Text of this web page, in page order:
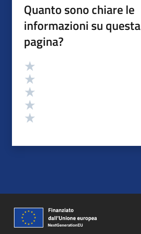
Quanto sono chiare le
informazioni su questa
pagina?
Valutazione